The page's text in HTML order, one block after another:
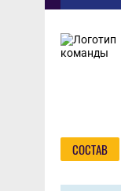
Команда
СОСТАВ